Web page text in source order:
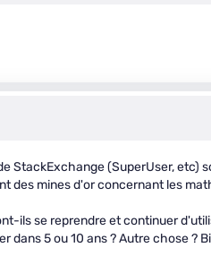
StackExchange (SuperUser, etc)
des mines d'or concernant les
ils se reprendre et continuer
5 ou 10 ans ? Autre chose ?